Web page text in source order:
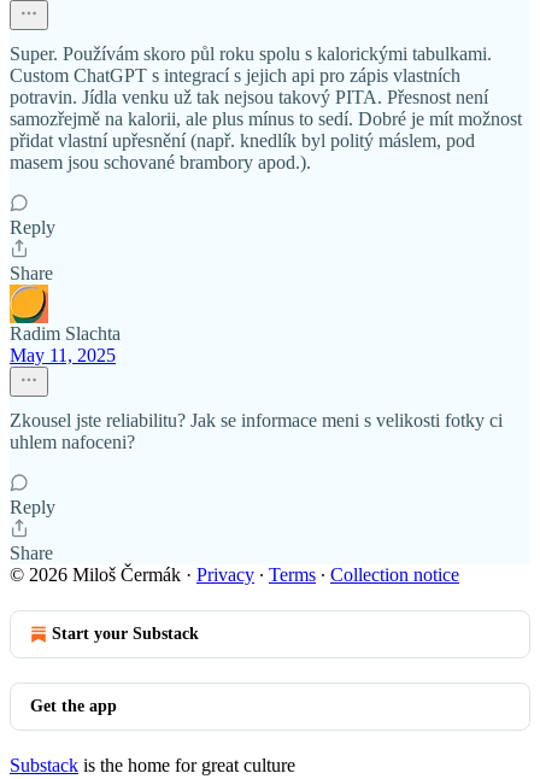
Super. Používám skoro půl roku spolu s kalorickými tabulkami.
Custom ChatGPT s integrací s jejich api pro zápis vlastních
potravin. Jídla venku už tak nejsou takový PITA. Přesnost není
samozřejmě na kalorii, ale plus mínus to sedí. Dobré je mít možnost
přidat vlastní upřesnění (např. knedlík byl politý máslem, pod
masem jsou schované brambory apod.).
Reply
Share
Radim Slachta
May 11, 2025
Zkousel jste reliabilitu? Jak se informace meni s velikosti fotky ci
uhlem nafoceni?
Reply
Share
© 2026 Miloš Čermák · Privacy ∙ Terms ∙ Collection notice
Start your Substack
Get the app
Substack is the home for great culture